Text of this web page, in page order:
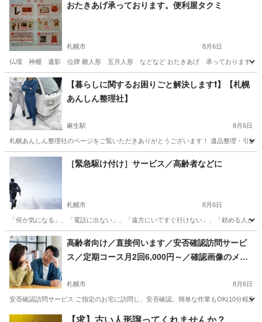
おたきあげ承っております。便利屋タクミ
札幌市 8月6日
仏壇 神棚 遺影 位牌 雛人形 五月人形 などなど おたきあげ 承っております。 受
北海道 札幌市 便利屋 雛人形
【暮らしに関するお困りごと解決します❗️】【札幌
あんしん整理社】
麻生駅 8月6日
札幌あんしん整理社のページをご覧いただきありがとうございます！ 遺品整理・引
北海道 札幌市 麻生駅 便利屋 無料
［緊急駆け付け］サービス／高齢者などに
札幌市 8月6日
「何か気になる」、「電話に出ない」、「遠方にいてすぐ行けない」、「頼める人
北海道 札幌市 便利屋 御用聞き
高齢者向け／直接伺います／安否確認訪問サービ
ス／定期コース月2回6,000円～／確認画像のメー
札幌市 8月6日
安否確認訪問サービス ご指定のお宅に訪問し、安否確認。簡単な作業もOK(10分程度
便利屋 月額
【求】古い人形譲ってくれませんか？